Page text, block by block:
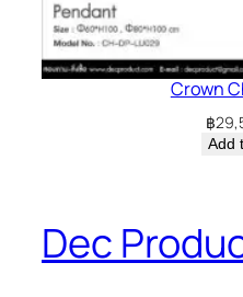
Crown
฿
Add
Dec